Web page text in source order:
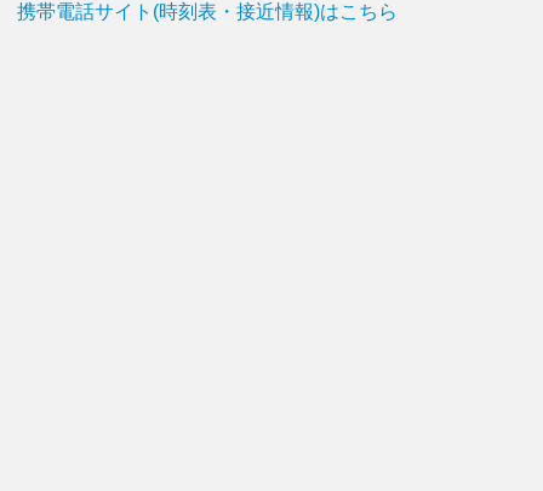
携帯電話サイト(時刻表・接近情報)はこちら